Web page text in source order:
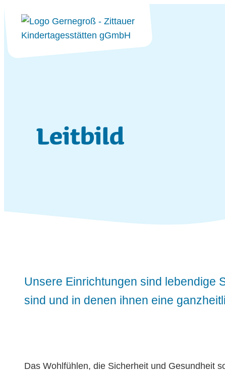
zum Inhalt springen
Leitbild
Unsere Einrichtungen sind lebendige
sind und in denen ihnen eine
Das Wohlfühlen, die Sicherheit und Gesundheit